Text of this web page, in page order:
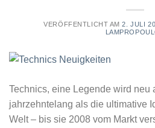
VERÖFFENTLICHT AM2. JULI
Technics, eine Legende wird neu
jahrzehntelang als die ultimative
Welt – bis sie 2008 vom Markt